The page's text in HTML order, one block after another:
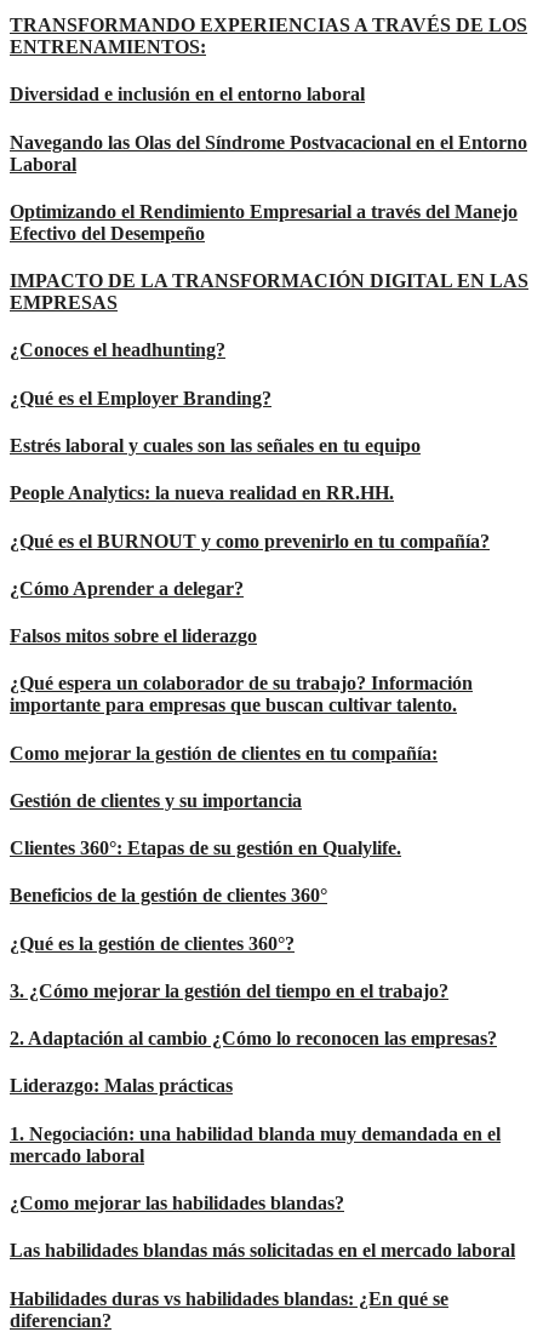
TRANSFORMANDO EXPERIENCIAS A TRAVÉS DE LOS
ENTRENAMIENTOS:
Diversidad e inclusión en el entorno laboral
Navegando las Olas del Síndrome Postvacacional en el Entorno
Laboral
Optimizando el Rendimiento Empresarial a través del Manejo
Efectivo del Desempeño
IMPACTO DE LA TRANSFORMACIÓN DIGITAL EN LAS
EMPRESAS
¿Conoces el headhunting?
¿Qué es el Employer Branding?
Estrés laboral y cuales son las señales en tu equipo
People Analytics: la nueva realidad en RR.HH.
¿Qué es el BURNOUT y como prevenirlo en tu compañía?
¿Cómo Aprender a delegar?
Falsos mitos sobre el liderazgo
¿Qué espera un colaborador de su trabajo? Información
importante para empresas que buscan cultivar talento.
Como mejorar la gestión de clientes en tu compañía:
Gestión de clientes y su importancia
Clientes 360°: Etapas de su gestión en Qualylife.
Beneficios de la gestión de clientes 360°
¿Qué es la gestión de clientes 360°?
3. ¿Cómo mejorar la gestión del tiempo en el trabajo?
2. Adaptación al cambio ¿Cómo lo reconocen las empresas?
Liderazgo: Malas prácticas
1. Negociación: una habilidad blanda muy demandada en el
mercado laboral
¿Como mejorar las habilidades blandas?
Las habilidades blandas más solicitadas en el mercado laboral
Habilidades duras vs habilidades blandas: ¿En qué se
diferencian?